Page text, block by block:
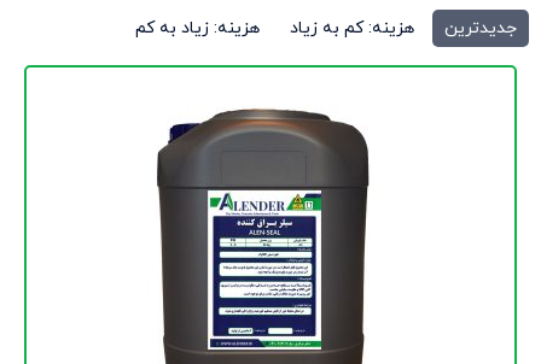
جدیدترین هزینه: کم به زیاد هزینه: زیاد به کم